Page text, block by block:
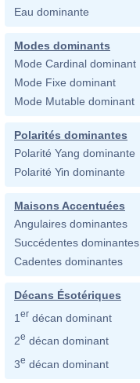
Eau dominante
Modes dominants
Mode Cardinal dominant
Mode Fixe dominant
Mode Mutable dominant
Polarités dominantes
Polarité Yang dominante
Polarité Yin dominante
Maisons Accentuées
Angulaires dominantes
Succédentes dominantes
Cadentes dominantes
Décans Ésotériques
1 er décan dominant
2e décan dominant
3e décan dominant